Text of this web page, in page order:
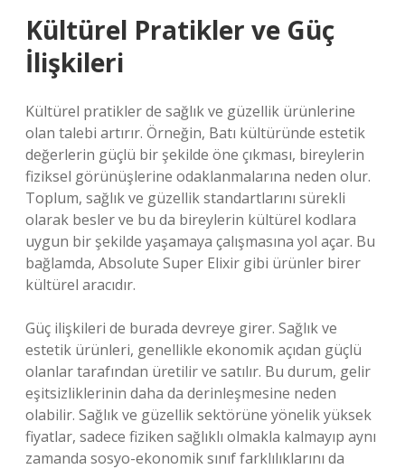
Kültürel Pratikler ve Güç
İlişkileri
Kültürel pratikler de sağlık ve güzellik ürünlerine
olan talebi artırır. Örneğin, Batı kültüründe estetik
değerlerin güçlü bir şekilde öne çıkması, bireylerin
fiziksel görünüşlerine odaklanmalarına neden olur.
Toplum, sağlık ve güzellik standartlarını sürekli
olarak besler ve bu da bireylerin kültürel kodlara
uygun bir şekilde yaşamaya çalışmasına yol açar. Bu
bağlamda, Absolute Super Elixir gibi ürünler birer
kültürel aracıdır.
Güç ilişkileri de burada devreye girer. Sağlık ve
estetik ürünleri, genellikle ekonomik açıdan güçlü
olanlar tarafından üretilir ve satılır. Bu durum, gelir
eşitsizliklerinin daha da derinleşmesine neden
olabilir. Sağlık ve güzellik sektörüne yönelik yüksek
fiyatlar, sadece fiziken sağlıklı olmakla kalmayıp aynı
zamanda sosyo-ekonomik sınıf farklılıklarını da